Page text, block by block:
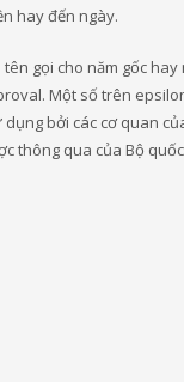
hay đến ngày.
gọi cho năm gốc
Một số trên
bởi các cơ quan
thông qua của Bộ